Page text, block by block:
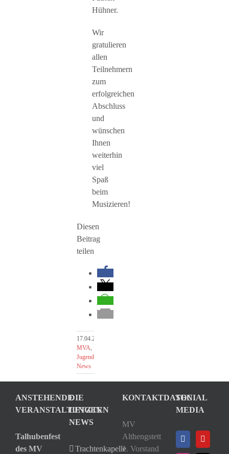
Hühner.
Wir
gratulieren
allen
Teilnehmern
zum
erfolgreichen
Abschluss
und
wünschen
Ihnen
weiterhin
viel
Spaß
beim
Musizieren!
Diesen
Beitrag
teilen
17.04.2017
MVA,
Jugend
News
ANSTEHENDE
VERANSTALTUNGEN
Talhubenfest
des MV
DIE
LETZTEN
NEWS
Trachtenkapelle
KONTAKTDATEN
MV
Althengstett
1. Vorstand
SOCIAL
MEDIA